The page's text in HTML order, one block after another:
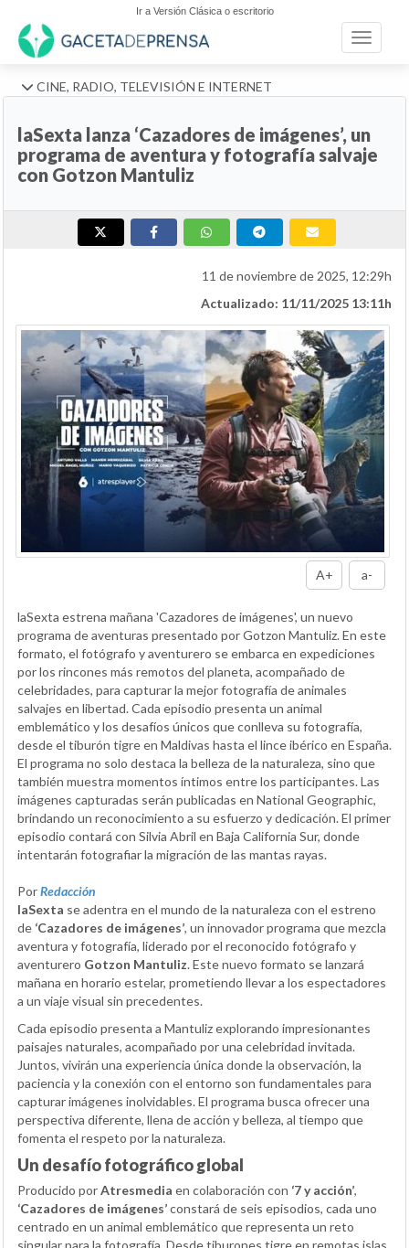
Ir a Versión Clásica o escritorio
Toggle
CINE, RADIO, TELEVISIÓN E INTERNET
laSexta lanza ‘Cazadores de imágenes’, un
programa de aventura y fotografía salvaje
con Gotzon Mantuliz
11 de noviembre de 2025, 12:29h
Actualizado: 11/11/2025 13:11h
A+ a-
laSexta estrena mañana 'Cazadores de imágenes', un nuevo
programa de aventuras presentado por Gotzon Mantuliz. En este
formato, el fotógrafo y aventurero se embarca en expediciones
por los rincones más remotos del planeta, acompañado de
celebridades, para capturar la mejor fotografía de animales
salvajes en libertad. Cada episodio presenta un animal
emblemático y los desafíos únicos que conlleva su fotografía,
desde el tiburón tigre en Maldivas hasta el lince ibérico en España.
El programa no solo destaca la belleza de la naturaleza, sino que
también muestra momentos íntimos entre los participantes. Las
imágenes capturadas serán publicadas en National Geographic,
brindando un reconocimiento a su esfuerzo y dedicación. El primer
episodio contará con Silvia Abril en Baja California Sur, donde
intentarán fotografiar la migración de las mantas rayas.
PorRedacción
laSexta se adentra en el mundo de la naturaleza con el estreno
de ‘Cazadores de imágenes’, un innovador programa que mezcla
aventura y fotografía, liderado por el reconocido fotógrafo y
aventurero Gotzon Mantuliz. Este nuevo formato se lanzará
mañana en horario estelar, prometiendo llevar a los espectadores
a un viaje visual sin precedentes.
Cada episodio presenta a Mantuliz explorando impresionantes
paisajes naturales, acompañado por una celebridad invitada.
Juntos, vivirán una experiencia única donde la observación, la
paciencia y la conexión con el entorno son fundamentales para
capturar imágenes inolvidables. El programa busca ofrecer una
perspectiva diferente, llena de acción y belleza, al tiempo que
fomenta el respeto por la naturaleza.
Un desafío fotográfico global
Producido porAtresmedia en colaboración con ‘7 y acción’,
‘Cazadores de imágenes’constará de seis episodios, cada uno
centrado en un animal emblemático que representa un reto
singular para la fotografía. Desde tiburones tigre en remotas islas